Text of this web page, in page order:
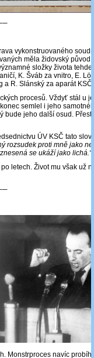
vykonstruovaného
měla židovský původ,
složky života
K. Šváb za vnitro, E.
R. Slánský za aparát KSČ.
procesů. Vždyť stál u
semlel i jeho
bude jeho další osud.
ÚV KSČ tato
rozsudek proti mně jako
se ukáží jako lichá.“
letech. Život mu však už
Monstrproces navíc